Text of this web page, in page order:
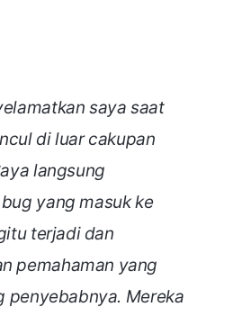
saya saat
di luar cakupan
langsung
yang masuk ke
terjadi dan
pemahaman yang
penyebabnya. Mereka